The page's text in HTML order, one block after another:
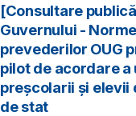
[Consultare
Guvernului -
prevederilor OUG
pilot de acordare
preșcolarii și elevii
de stat